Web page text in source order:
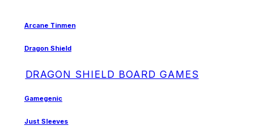
Arcane Tinmen
Dragon Shield
DRAGON SHIELD BOARD GAMES
Gamegenic
Just Sleeves